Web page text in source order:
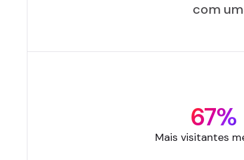
com
67%
Mais visitantes